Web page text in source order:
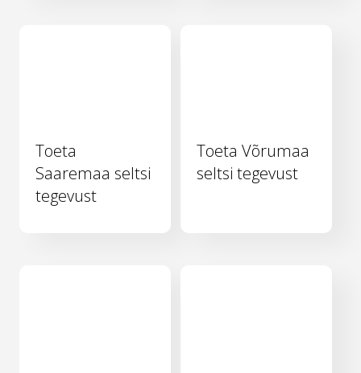
Toeta
Saaremaa seltsi
tegevust
Toeta Võrumaa
seltsi tegevust